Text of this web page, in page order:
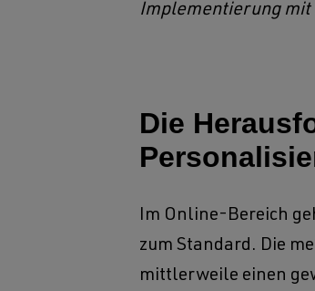
Implementierung mit
Die
Im Online-Bereich
zum Standard. Die
mittlerweile einen